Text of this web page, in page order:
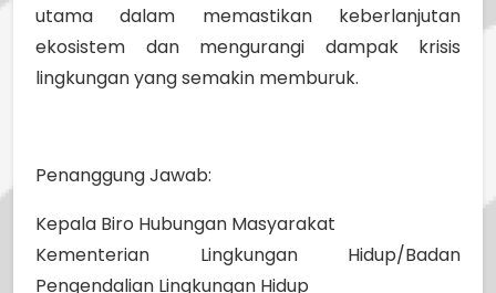
utama dalam memastikan keberlanjutan
ekosistem dan mengurangi dampak krisis
lingkungan yang semakin memburuk.
Penanggung Jawab:
Kepala Biro Hubungan Masyarakat
Kementerian Lingkungan Hidup/Badan
Pengendalian Lingkungan Hidup